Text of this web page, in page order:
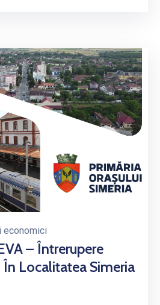
economici
– Întrerupere
În Localitatea Simeria